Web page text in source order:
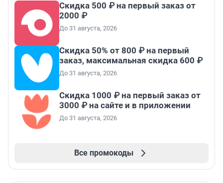
Скидка 500 ₽ на первый заказ от
2000 ₽
До 31 августа, 2026
Скидка 50% от 800 ₽ на первый
заказ, максимальная скидка 600 ₽
До 31 августа, 2026
Скидка 1000 ₽ на первый заказ от
3000 ₽ на сайте и в приложении
До 31 августа, 2026
Все промокоды